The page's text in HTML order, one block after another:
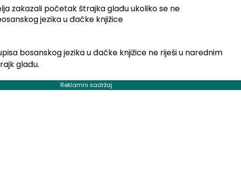
bosanskog jezika u đačke knjižice ne riješi u narednim
glađu.
Reklamni sadržaj